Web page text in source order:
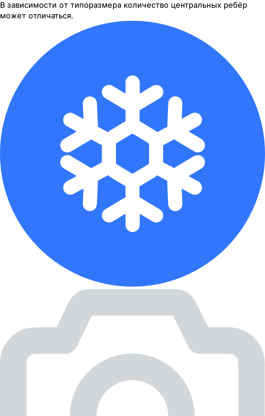
В зависимости от типоразмера количество центральных ребёр
может отличаться.